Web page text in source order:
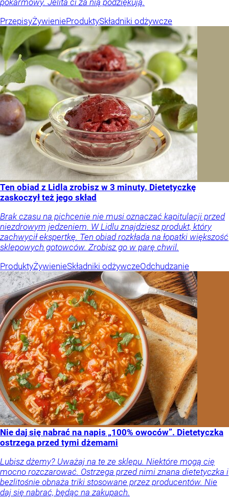
PrzepisyŻywienieProduktySkładniki odżywcze
Ten obiad z Lidla zrobisz w 3 minuty. Dietetyczkę
zaskoczył też jego skład
Brak czasu na pichcenie nie musi oznaczać kapitulacji przed
niezdrowym jedzeniem. W Lidlu znajdziesz produkt, który
zachwycił ekspertkę. Ten obiad rozkłada na łopatki większość
sklepowych gotowców. Zrobisz go w parę chwil.
ProduktyŻywienieSkładniki odżywczeOdchudzanie
Nie daj się nabrać na napis „100% owoców”. Dietetyczka
ostrzega przed tymi dżemami
Lubisz dżemy? Uważaj na te ze sklepu. Niektóre mogą cię
mocno rozczarować. Ostrzega przed nimi znana dietetyczka i
bezlitośnie obnaża triki stosowane przez producentów. Nie
daj się nabrać, będąc na zakupach.